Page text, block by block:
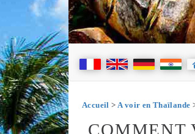
Accueil > A voir en Thaïlande
COMMENT